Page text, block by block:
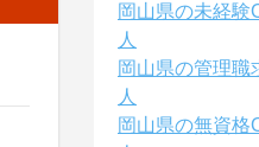
岡山県の未経験
人
岡山県の管理職
人
岡山県の無資格